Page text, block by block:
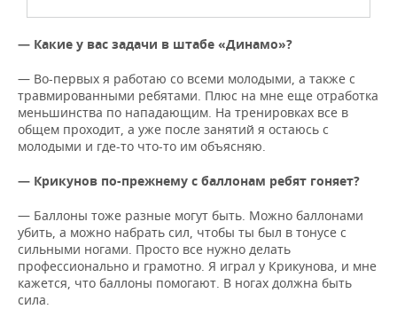
— Какие у вас задачи в штабе «Динамо»?
— Во-первых я работаю со всеми молодыми, а также с
травмированными ребятами. Плюс на мне еще отработка
меньшинства по нападающим. На тренировках все в
общем проходит, а уже после занятий я остаюсь с
молодыми и где-то что-то им объясняю.
— Крикунов по-прежнему с баллонам ребят гоняет?
— Баллоны тоже разные могут быть. Можно баллонами
убить, а можно набрать сил, чтобы ты был в тонусе с
сильными ногами. Просто все нужно делать
профессионально и грамотно. Я играл у Крикунова, и мне
кажется, что баллоны помогают. В ногах должна быть
сила.